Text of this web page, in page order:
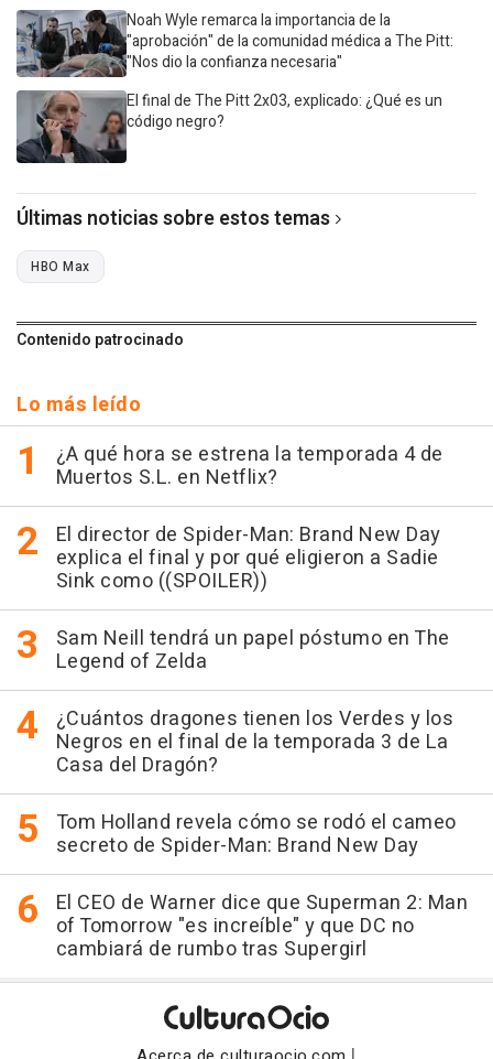
Noah Wyle remarca la importancia de la
"aprobación" de la comunidad médica a The Pitt:
"Nos dio la confianza necesaria"
El final de The Pitt 2x03, explicado: ¿Qué es un
código negro?
Últimas noticias sobre estos temas
HBO Max
Contenido patrocinado
Lo más leído
¿A qué hora se estrena la temporada 4 de
Muertos S.L. en Netflix?
El director de Spider-Man: Brand New Day
explica el final y por qué eligieron a Sadie
Sink como ((SPOILER))
Sam Neill tendrá un papel póstumo en The
Legend of Zelda
¿Cuántos dragones tienen los Verdes y los
Negros en el final de la temporada 3 de La
Casa del Dragón?
Tom Holland revela cómo se rodó el cameo
secreto de Spider-Man: Brand New Day
El CEO de Warner dice que Superman 2: Man
of Tomorrow "es increíble" y que DC no
cambiará de rumbo tras Supergirl